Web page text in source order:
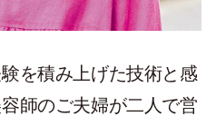
を積み上げた技術と感
師のご夫婦が二人で営